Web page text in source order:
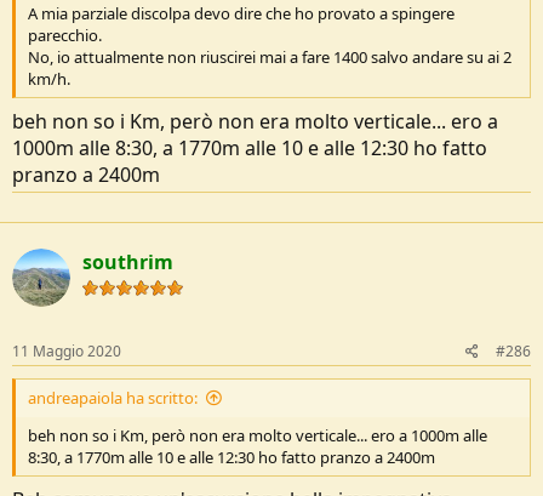
A mia parziale discolpa devo dire che ho provato a spingere
parecchio.
No, io attualmente non riuscirei mai a fare 1400 salvo andare su ai 2
km/h.
beh non so i Km, però non era molto verticale... ero a
1000m alle 8:30, a 1770m alle 10 e alle 12:30 ho fatto
pranzo a 2400m
southrim
11 Maggio 2020 #286
andreapaiola ha scritto:
beh non so i Km, però non era molto verticale... ero a 1000m alle
8:30, a 1770m alle 10 e alle 12:30 ho fatto pranzo a 2400m